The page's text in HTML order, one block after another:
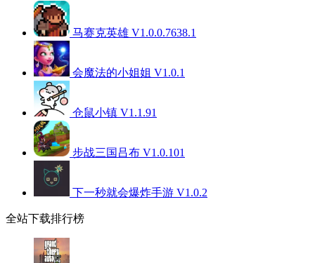
马赛克英雄 V1.0.0.7638.1
会魔法的小姐姐 V1.0.1
仓鼠小镇 V1.1.91
步战三国吕布 V1.0.101
下一秒就会爆炸手游 V1.0.2
全站下载排行榜